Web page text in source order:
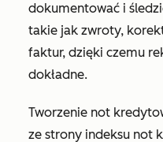
dokumentować i
takie jak zwroty,
faktur, dzięki czemu
dokładne.
Tworzenie not
ze strony indeksu not